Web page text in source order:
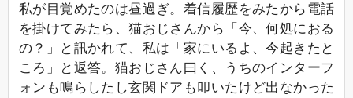
私が目覚めたのは昼過ぎ。着信履歴をみたから電話
を掛けてみたら、猫おじさんから「今、何処におる
の？」と訊かれて、私は「家にいるよ、今起きたと
ころ」と返答。猫おじさん曰く、うちのインターフ
ォンも鳴らしたし玄関ドアも叩いたけど出なかった